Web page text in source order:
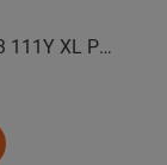
COMFORSER Автошина 285/40 ZR23 111Y XL PURESPEED лето